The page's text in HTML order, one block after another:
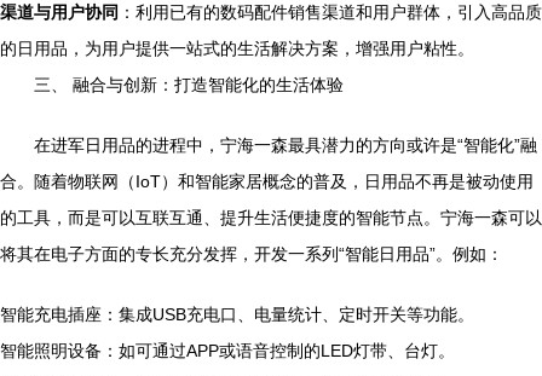
渠道与用户协同 ：利用已有的数码配件销售渠道和用户群体，引入高品质
的日用品，为用户提供一站式的生活解决方案，增强用户粘性。
三、 融合与创新：打造智能化的生活体验
在进军日用品的进程中，宁海一森最具潜力的方向或许是“智能化”融
合。随着物联网（IoT）和智能家居概念的普及，日用品不再是被动使用
的工具，而是可以互联互通、提升生活便捷度的智能节点。宁海一森可以
将其在电子方面的专长充分发挥，开发一系列“智能日用品”。例如：
智能充电插座：集成USB充电口、电量统计、定时开关等功能。
智能照明设备：如可通过APP或语音控制的LED灯带、台灯。